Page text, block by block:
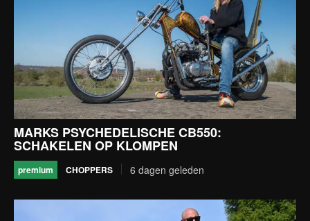
MARKS PSYCHEDELISCHE CB550:
SCHAKELEN OP KLOMPEN
premium CHOPPERS 6 dagen geleden